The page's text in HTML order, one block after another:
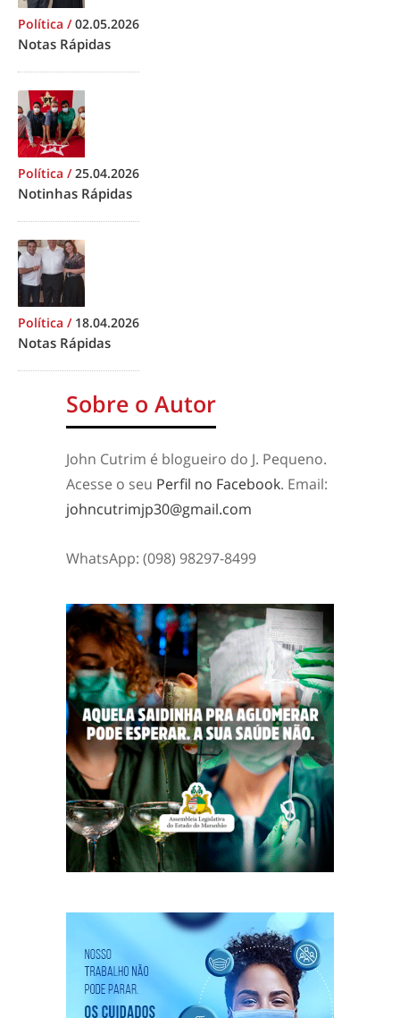
Política /02.05.2026
Notas Rápidas
Política /25.04.2026
Notinhas Rápidas
Política / 18.04.2026
Notas Rápidas
Sobre o Autor
John Cutrim é blogueiro do J. Pequeno.
Acesse o seu Perfil no Facebook. Email:
johncutrimjp30@gmail.com
WhatsApp: (098) 98297-8499